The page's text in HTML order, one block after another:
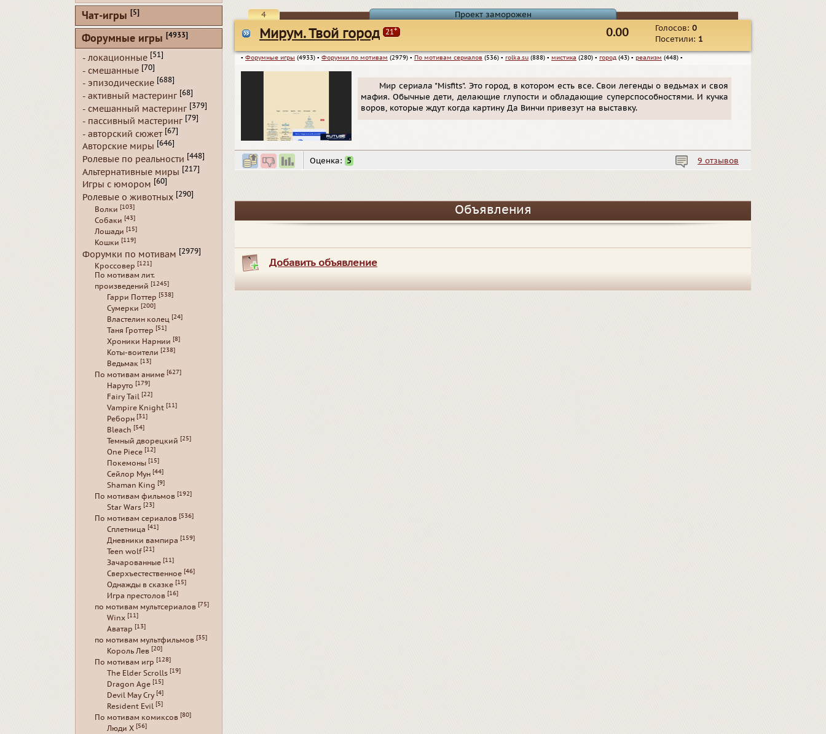
Проект заморожен
4
Мирум. Твой город 21+ Голосов: 0
Посетили: 1
0.00
▪ Форумные игры (4933) ▪ Форумки по мотивам (2979) ▪ По мотивам сериалов (536) ▪ rolka.su (888) ▪ мистика (280) ▪ город (43) ▪ реализм (448) ▪
Мир сериала "Misfits". Это город, в котором есть все. Свои легенды о ведьмах и своя
мафия. Обычные дети, делающие глупости и обладающие суперспособностями. И кучка
воров, которые ждут когда картину Да Винчи привезут на выставку.
Оценка: 5 9 отзывов
Объявления
Добавить объявление
Чат-игры [5]
Форумные игры [4933]
- локационные [51]
- смешанные [70]
- эпизодические [688]
- активный мастеринг [68]
- смешанный мастеринг [379]
- пассивный мастеринг [79]
- авторский сюжет [67]
Авторские миры [646]
Ролевые по реальности [448]
Альтернативные миры [217]
Игры с юмором [60]
Ролевые о животных [290]
Волки [103]
Собаки [43]
Лошади [15]
Кошки [119]
Форумки по мотивам [2979]
Кроссовер [121]
По мотивам лит.
произведений [1245]
Гарри Поттер [538]
Сумерки [200]
Властелин колец [24]
Таня Гроттер [51]
Хроники Нарнии [8]
Коты-воители [238]
Ведьмак [13]
По мотивам аниме [627]
Наруто [179]
Fairy Tail [22]
Vampire Knight [11]
Реборн [31]
Bleach [54]
Темный дворецкий [25]
One Piece [12]
Покемоны [15]
Сейлор Мун [44]
Shaman King [9]
По мотивам фильмов [192]
Star Wars [23]
По мотивам сериалов [536]
Сплетница [41]
Дневники вампира [159]
Teen wolf [21]
Зачарованные [11]
Сверхъестественное [46]
Однажды в сказке [15]
Игра престолов [16]
по мотивам мультсериалов [75]
Winx [11]
Аватар [13]
по мотивам мультфильмов [35]
Король Лев [20]
По мотивам игр [128]
The Elder Scrolls [19]
Dragon Age [15]
Devil May Cry [4]
Resident Evil [5]
По мотивам комиксов [80]
Люди Х [56]